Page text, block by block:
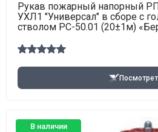
Рукав пожарный напорный
УХЛ1 "Универсал" в сборе с
стволом РС-50.01 (20±1м)
В наличии